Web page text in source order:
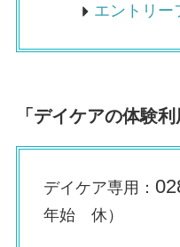
エントリー
「デイケアの体験
デイケア専用：
年始 休）